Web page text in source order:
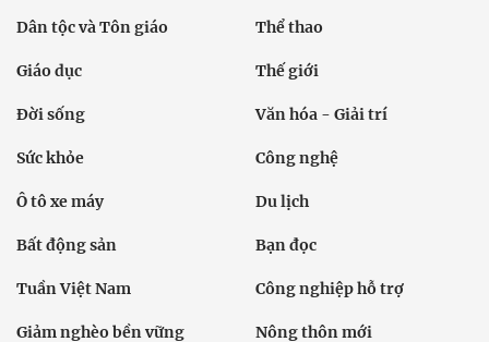
Chính trị
Thời sự Kinh doanh
Dân tộc và Tôn giáo Thể thao
Giáo dục Thế giới
Đời sống Văn hóa - Giải trí
Sức khỏe Công nghệ
Ô tô xe máy Du lịch
Bất động sản Bạn đọc